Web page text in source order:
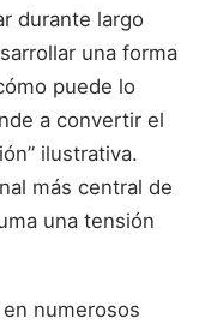
durante largo
una forma
puede lo
a convertir el
ilustrativa.
más central de
una tensión
numerosos